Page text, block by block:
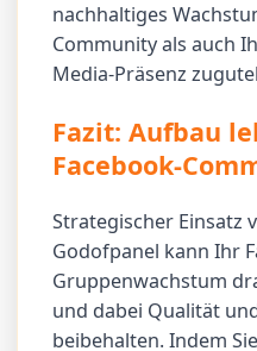
nachhaltiges
Community als auch
Media-Präsenz
Fazit: Aufbau
Facebook-
Strategischer Einsatz
Godofpanel kann Ihr
Gruppenwachstum
und dabei Qualität
beibehalten. Indem